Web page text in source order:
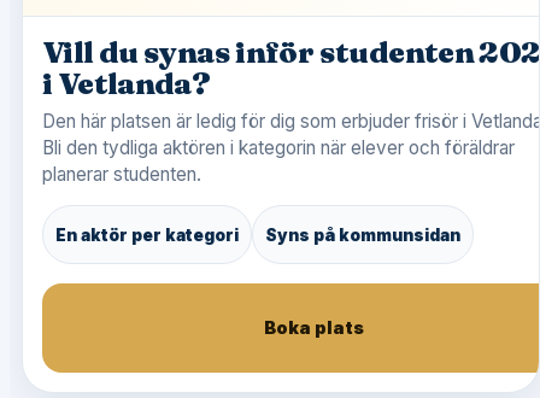
Vill du synas inför studenten
i Vetlanda?
Den här platsen är ledig för dig som erbjuder frisör i
Bli den tydliga aktören i kategorin när elever och föräldrar
planerar studenten.
En aktör per kategori Syns på kommunsidan
Boka plats